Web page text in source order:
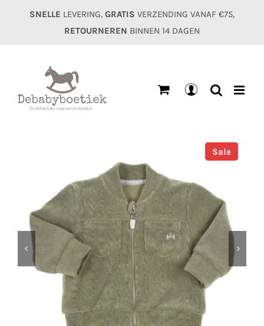
SNELLE LEVERING, GRATIS VERZENDING VANAF €75,
RETOURNEREN BINNEN 14 DAGEN
Sale